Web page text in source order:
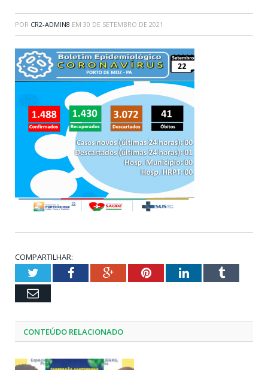
POR CR2-ADMIN8 EM 30 DE SETEMBRO DE 2021
COMPARTILHAR:
TwitterFacebookGoogle+PinterestLinkedInTumblr
Email
CONTEÚDO RELACIONADO